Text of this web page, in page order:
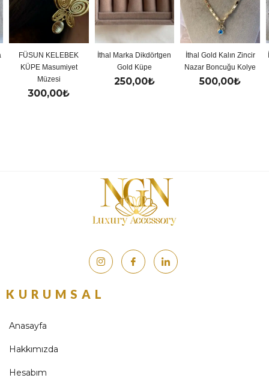
KELEBEK
Masumiyet
₺
İthal Marka Dikdörtgen
₺
İthal Gold Kalın Zincir
Nazar Boncuğu Kolye
₺
İthal Gold
Y
KURUMSAL
Anasayfa
Hakkımızda
Hesabım